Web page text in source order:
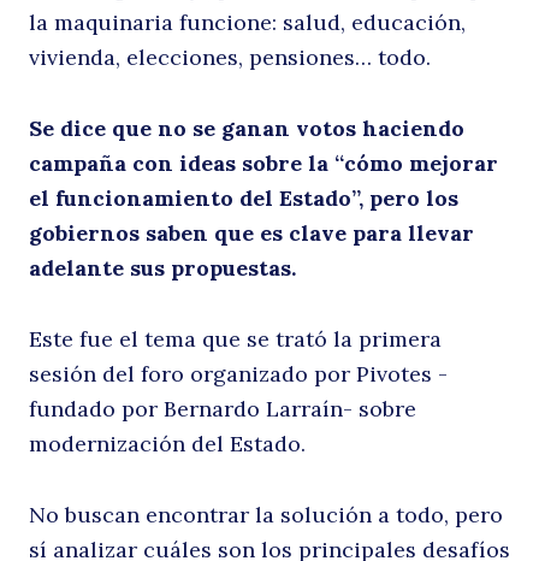
la maquinaria funcione: salud, educación,
vivienda, elecciones, pensiones… todo.
Se dice que no se ganan votos haciendo
campaña con ideas sobre la “cómo mejorar
el funcionamiento del Estado”, pero los
gobiernos saben que es clave para llevar
adelante sus propuestas.
Este fue el tema que se trató la primera
sesión del foro organizado por Pivotes -
fundado por Bernardo Larraín- sobre
modernización del Estado.
No buscan encontrar la solución a todo, pero
sí analizar cuáles son los principales desafíos